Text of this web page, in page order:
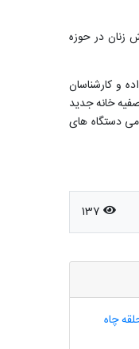
زنان در حوزه
و کارشناسان
همراه با ارائه راهکارهای مدیریت مصرف، بازدید بانوان شاغل در صنعت آب و برق از تاسیسات سد 15 خرداد، تصفیه خانه جدید
دستگاه های
137
شدن ۱۰ حلقه چاه